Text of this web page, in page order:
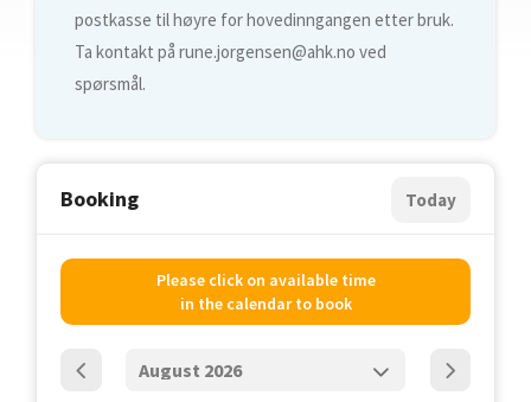
postkasse til høyre for hovedinngangen etter bruk.
Ta kontakt på rune.jorgensen@ahk.no ved
spørsmål.
Booking Today
Please click on available time
in the calendar to book